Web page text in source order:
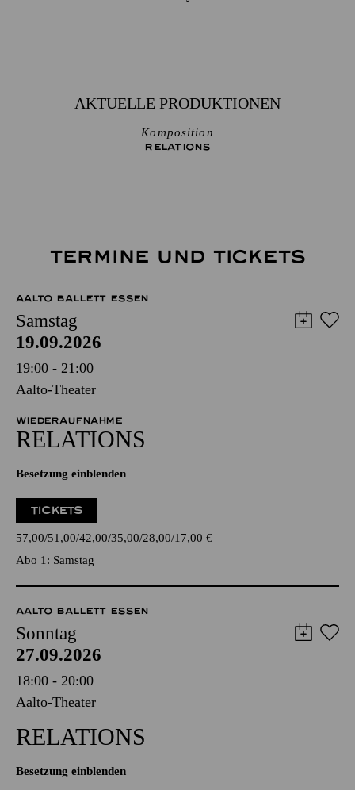
AKTUELLE PRODUKTIONEN
Komposition
RELATIONS
TERMINE UND TICKETS
AALTO BALLETT ESSEN
Samstag
19.09.2026
19:00 - 21:00
Aalto-Theater
WIEDERAUFNAHME
RELATIONS
Besetzung einblenden
TICKETS
57,00 51,00 42,00 35,00 28,00 17,00 €
Abo 1: Samstag
AALTO BALLETT ESSEN
Sonntag
27.09.2026
18:00 - 20:00
Aalto-Theater
RELATIONS
Besetzung einblenden